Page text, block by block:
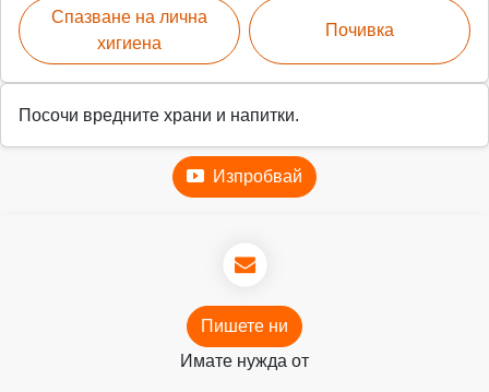
Спазване на лична
хигиена
Почивка
Посочи вредните храни и напитки.
Изпробвай
Пишете ни
Имате нужда от